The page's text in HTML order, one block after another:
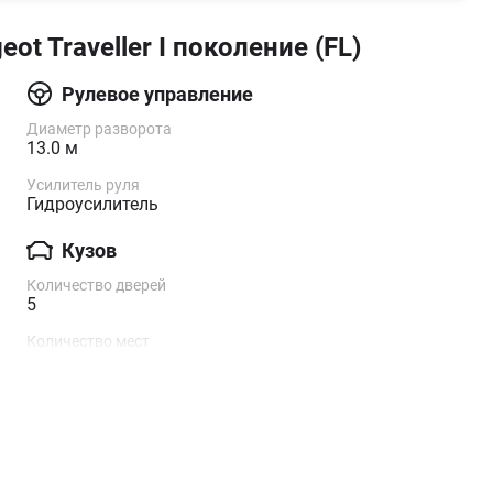
Traveller I поколение (FL)
Рулевое управление
Диаметр разворота
13.0 м
Усилитель руля
Гидроусилитель
Кузов
Количество дверей
5
Количество мест